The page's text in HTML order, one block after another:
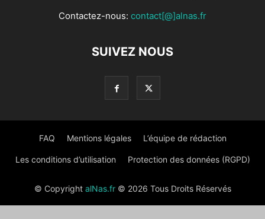
Contactez-nous: contact[@]alnas.fr
SUIVEZ NOUS
FAQ Mentions légales L’équipe de rédaction
Les conditions d’utilisation Protection des données (RGPD)
© Copyright alNas.fr© 2026 Tous Droits Réservés